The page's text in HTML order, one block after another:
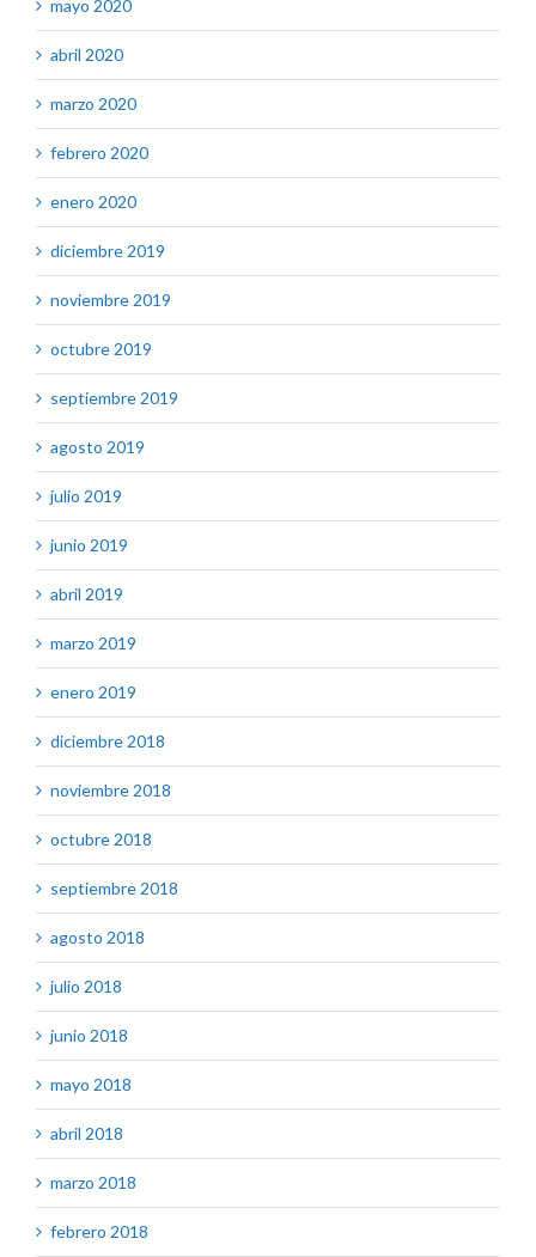
mayo 2020
abril 2020
marzo 2020
febrero 2020
enero 2020
diciembre 2019
noviembre 2019
octubre 2019
septiembre 2019
agosto 2019
julio 2019
junio 2019
abril 2019
marzo 2019
enero 2019
diciembre 2018
noviembre 2018
octubre 2018
septiembre 2018
agosto 2018
julio 2018
junio 2018
mayo 2018
abril 2018
marzo 2018
febrero 2018